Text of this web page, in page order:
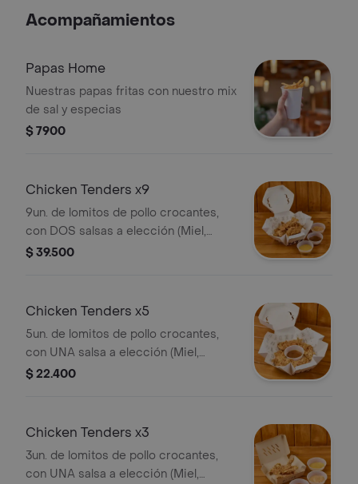
Acompañamientos
Papas Home
Nuestras papas fritas con nuestro mix
de sal y especias
$ 7900
Chicken Tenders x9
9un. de lomitos de pollo crocantes,
con DOS salsas a elección (Miel,
Mostaza BBQ, Salsa Picante o Salsa
$ 39.500
Chicken Tenders x5
5un. de lomitos de pollo crocantes,
con UNA salsa a elección (Miel,
Mostaza BBQ, Salsa Picante o Salsa
$ 22.400
Chicken Tenders x3
3un. de lomitos de pollo crocantes,
con UNA salsa a elección (Miel,